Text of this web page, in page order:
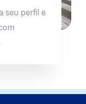
seu perfil e